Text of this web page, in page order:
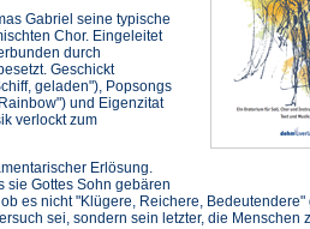
Gabriel seine typische
Chor. Eingeleitet
durch
Geschickt
geladen"), Popsongs
und Eigenzitat
verlockt zum
Erlösung.
sie Gottes Sohn gebären
es nicht "Klügere, Reichere, Bedeutendere"
sei, sondern sein letzter, die Menschen